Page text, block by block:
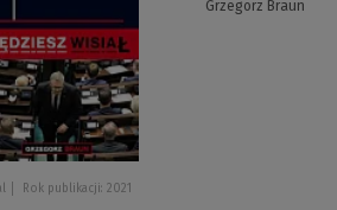
Grzegorz Braun
Rok publikacji: 2021